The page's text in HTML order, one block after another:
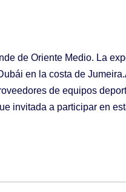
de Oriente Medio. La
en la costa de
de equipos
invitada a participar en